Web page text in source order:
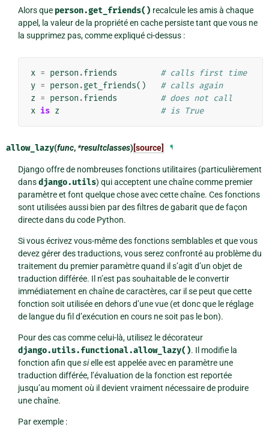
Alors que person.get_friends() recalcule les amis à chaque
appel, la valeur de la propriété en cache persiste tant que vous ne
la supprimez pas, comme expliqué ci-dessus :
x = person .friends
# calls first time
y = person .get_friends()
# calls again
z = person .friends
# does not call
x is z # is True
allow_lazy(func,*resultclasses)[source] ¶
Django offre de nombreuses fonctions utilitaires (particulièrement
dansdjango.utils) qui acceptent une chaîne comme premier
paramètre et font quelque chose avec cette chaîne. Ces fonctions
sont utilisées aussi bien par des filtres de gabarit que de façon
directe dans du code Python.
Si vous écrivez vous-même des fonctions semblables et que vous
devez gérer des traductions, vous serez confronté au problème du
traitement du premier paramètre quand il s’agit d’un objet de
traduction différée. Il n’est pas souhaitable de le convertir
immédiatement en chaîne de caractères, car il se peut que cette
fonction soit utilisée en dehors d’une vue (et donc que le réglage
de langue du fil d’exécution en cours ne soit pas le bon).
Pour des cas comme celui-là, utilisez le décorateur
django.utils.functional.allow_lazy(). Il modifie la
fonction afin quesielle est appelée avec en paramètre une
traduction différée, l’évaluation de la fonction est reportée
jusqu’au moment où il devient vraiment nécessaire de produire
une chaîne.
Par exemple :